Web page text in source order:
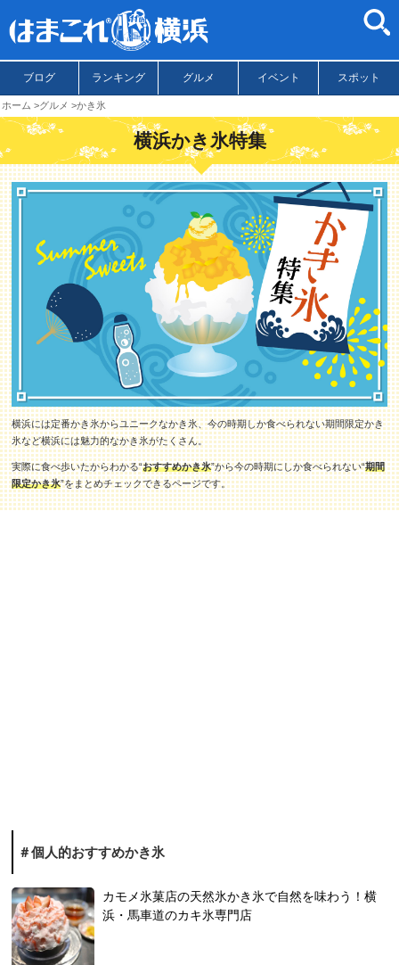
ブログ ランキング グルメ イベント スポット
ホーム グルメ かき氷
横浜かき氷特集
横浜には定番かき氷からユニークなかき氷、今の時期しか食べられない期間限定かき
氷など横浜には魅力的なかき氷がたくさん。
実際に食べ歩いたからわかる“おすすめかき氷”から今の時期にしか食べられない“期間
限定かき氷”をまとめチェックできるページです。
個人的おすすめかき氷
カモメ氷菓店の天然氷かき氷で自然を味わう！横
浜・馬車道のカキ氷専門店